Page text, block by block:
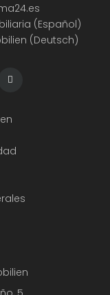
(Español)
(Deutsch)